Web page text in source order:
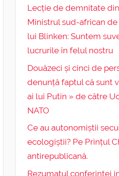
Lecție de demnitate
Ministrul sud-african
lui Blinken: Suntem
lucrurile în felul nostru
Douăzeci și cinci de
denunță faptul că sunt
ai lui Putin » de către
NATO
Ce au autonomiștii
ecologiștii? Pe Prințul
antirepublicană.
Rezumatul conferinței